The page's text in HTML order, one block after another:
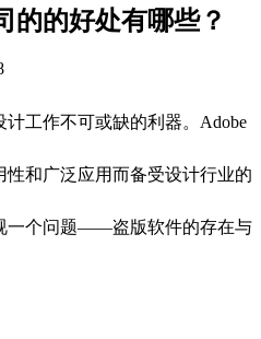
的的好处有哪些？
工作不可或缺的利器。Adobe
和广泛应用而备受设计行业的
一个问题——盗版软件的存在与